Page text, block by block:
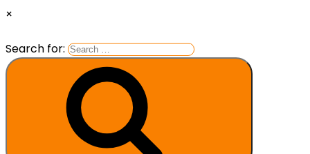
×
Search for: